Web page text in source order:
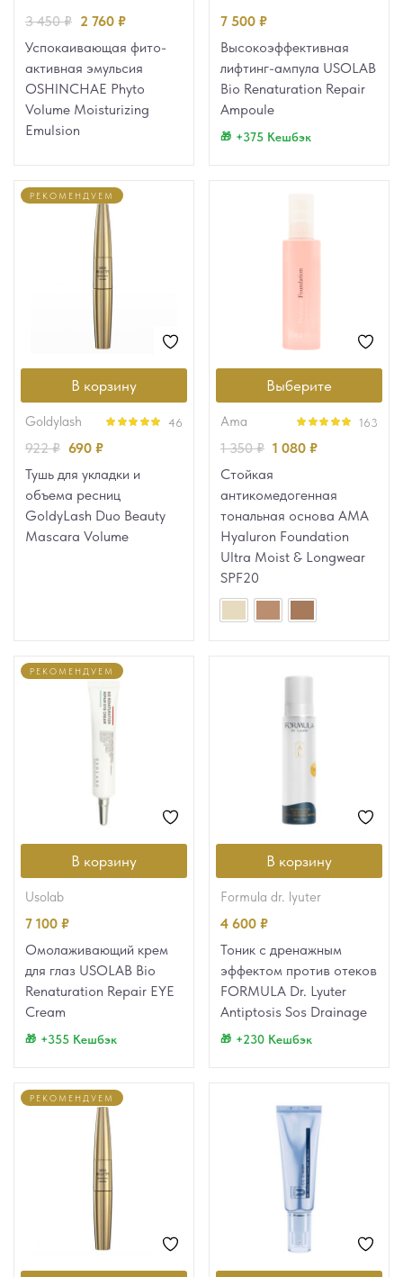
из 5
3 450₽ 2 760 ₽
Успокаивающая фито-
активная эмульсия
OSHINCHAE Phyto
Volume Moisturizing
Emulsion
7 500 ₽
Высокоэффективная
лифтинг-ампула USOLAB
Bio Renaturation Repair
Ampoule
+375 Кешбэк
В корзину
РЕКОМЕНДУЕМ
goldylash 46
922₽ 690 ₽
Тушь для укладки и
объема ресниц
GoldyLash Duo Beauty
Mascara Volume
Выберите
ama
из 5
163
1 350₽ 1 080 ₽
Стойкая
антикомедогенная
тональная основа AMA
Hyaluron Foundation
Ultra Moist & Longwear
SPF20
В корзину
РЕКОМЕНДУЕМ
usolab
7 100 ₽
Омолаживающий крем
для глаз USOLAB Bio
Renaturation Repair EYE
Cream
+355 Кешбэк
В корзину
formula dr. lyuter
4 600 ₽
Тоник с дренажным
эффектом против отеков
FORMULA Dr. Lyuter
Antiptosis Sos Drainage
+230 Кешбэк
РЕКОМЕНДУЕМ